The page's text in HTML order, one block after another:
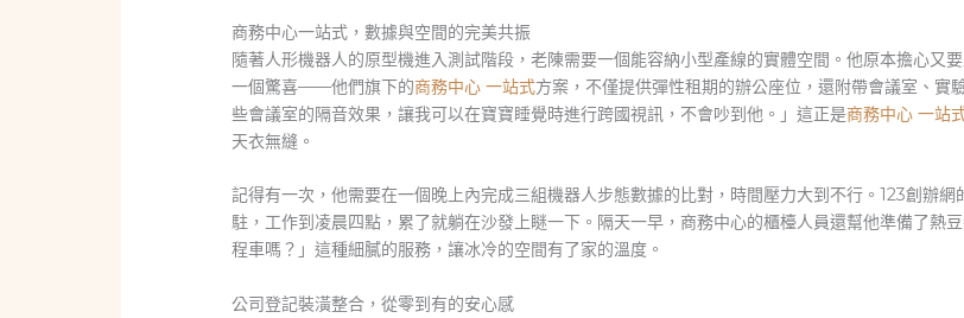
商務中心一站式，數據與空間的完美共振
隨著人形機器人的原型機進入測試階段，老陳需要一個能容納小型產線的實體空間。他原本擔心又
一個驚喜——他們旗下的商務中心 一站式方案，不僅提供彈性租期的辦公座位，還附帶會議室、實
些會議室的隔音效果，讓我可以在寶寶睡覺時進行跨國視訊，不會吵到他。」這正是商務中心 一站
天衣無縫。
記得有一次，他需要在一個晚上內完成三組機器人步態數據的比對，時間壓力大到不行。123創辦
駐，工作到凌晨四點，累了就躺在沙發上瞇一下。隔天一早，商務中心的櫃檯人員還幫他準備了熱
程車嗎？」這種細膩的服務，讓冰冷的空間有了家的溫度。
公司登記裝潢整合，從零到有的安心感